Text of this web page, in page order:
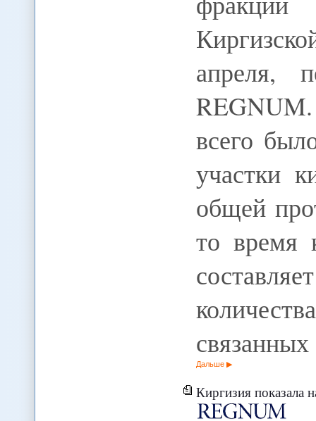
апреля,
всего
участки
общей
то время
Дальше
Киргизия показала